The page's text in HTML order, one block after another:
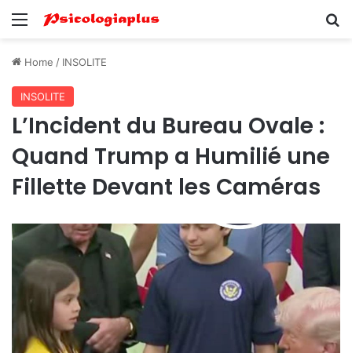
Menu
Home / INSOLITE
INSOLITE
L’Incident du Bureau Ovale :
Quand Trump a Humilié une
Fillette Devant les Caméras